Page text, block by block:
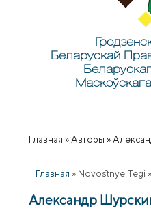
Беларускай
Главная » Авторы »
Главная » Novostnye Tegi »
Александр